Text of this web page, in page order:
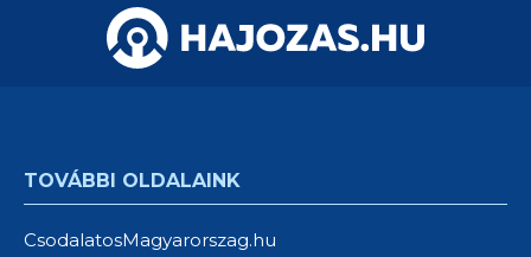
TOVÁBBI OLDALAINK
CsodalatosMagyarorszag.hu